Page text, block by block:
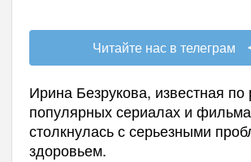
Читайте нас в телеграм
Ирина Безрукова, известная
популярных сериалах и
столкнулась с серьезными
здоровьем.